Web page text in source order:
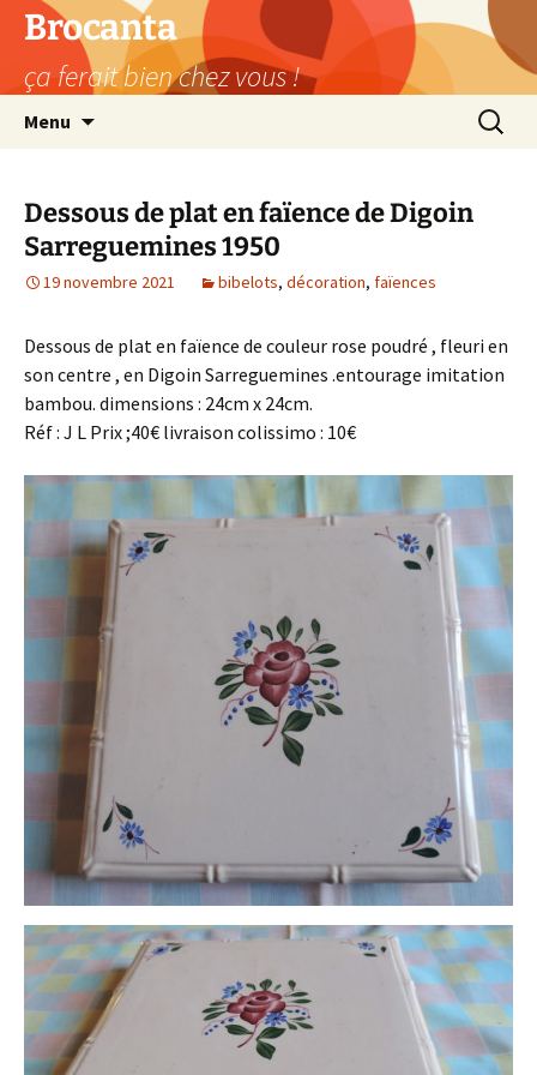
Aller
contenu
Brocanta
ça ferait bien chez vous !
Menu
Dessous de plat en faïence de Digoin
Sarreguemines 1950
19 novembre 2021 bibelots, décoration, faïences
Dessous de plat en faïence de couleur rose poudré , fleuri en
son centre , en Digoin Sarreguemines .entourage imitation
bambou. dimensions : 24cm x 24cm.
Réf : J L Prix ;40€ livraison colissimo : 10€